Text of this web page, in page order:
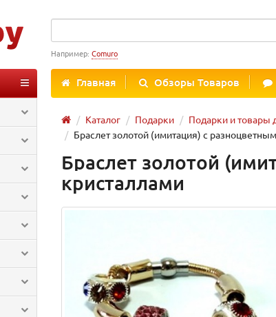
Например: Comuro
Главная Обзоры Товаров
Каталог Подарки Подарки и товары
Браслет золотой (имитация) с
Браслет золотой
кристаллами